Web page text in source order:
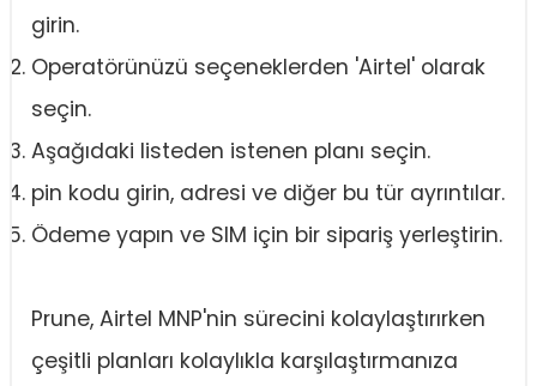
girin.
Operatörünüzü seçeneklerden 'Airtel' olarak
seçin.
Aşağıdaki listeden istenen planı seçin.
pin kodu girin, adresi ve diğer bu tür ayrıntılar.
Ödeme yapın ve SIM için bir sipariş yerleştirin.
Prune, Airtel MNP'nin sürecini kolaylaştırırken
çeşitli planları kolaylıkla karşılaştırmanıza